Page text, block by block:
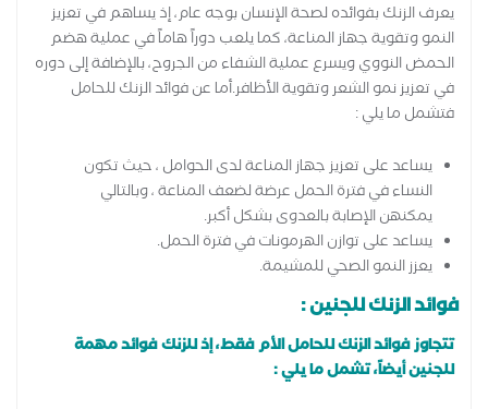
يعرف الزنك بفوائده لصحة الإنسان بوجه عام، إذ يساهم في تعزيز
النمو وتقوية جهاز المناعة، كما يلعب دوراً هاماً في عملية هضم
الحمض النووي ويسرع عملية الشفاء من الجروح، بالإضافة إلى دوره
في تعزيز نمو الشعر وتقوية الأظافر.أما عن فوائد الزنك للحامل
فتشمل ما يلي :
يساعد على تعزيز جهاز المناعة لدى الحوامل ، حيث تكون
النساء في فترة الحمل عرضة لضعف المناعة ، وبالتالي
يمكنهن الإصابة بالعدوى بشكل أكبر.
يساعد على توازن الهرمونات في فترة الحمل.
يعزز النمو الصحي للمشيمة.
فوائد الزنك للجنين :
تتجاوز فوائد الزنك للحامل الأم فقط، إذ للزنك فوائد مهمة
للجنين أيضاً، تشمل ما يلي :